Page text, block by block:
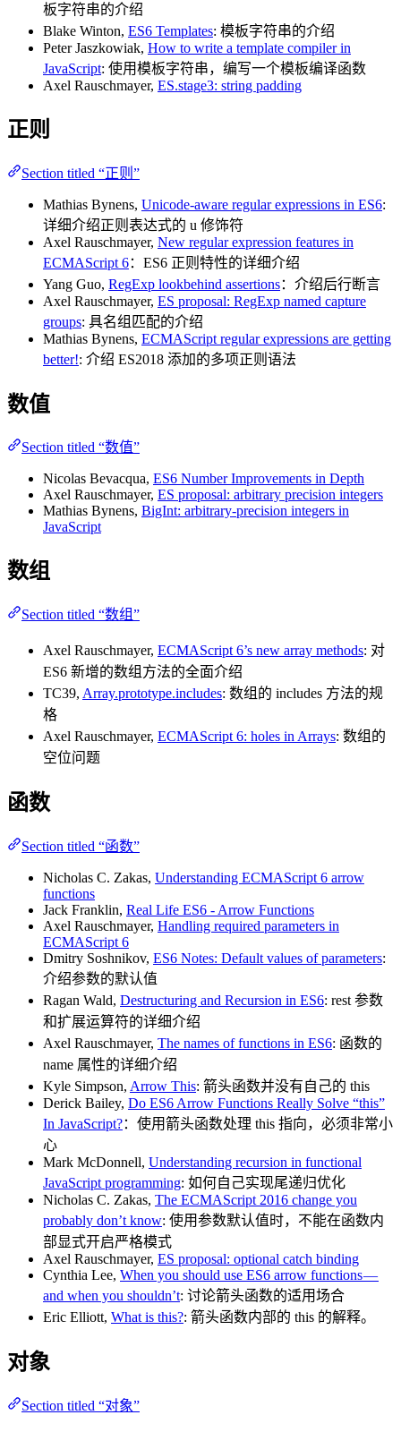
板字符串的介绍
Blake Winton, ES6 Templates: 模板字符串的介绍
Peter Jaszkowiak, How to write a template compiler in
JavaScript: 使用模板字符串，编写一个模板编译函数
Axel Rauschmayer, ES.stage3: string padding
正则
Section titled “正则”
Mathias Bynens, Unicode-aware regular expressions in ES6:
详细介绍正则表达式的 u 修饰符
Axel Rauschmayer, New regular expression features in
ECMAScript 6：ES6 正则特性的详细介绍
Yang Guo, RegExp lookbehind assertions：介绍后行断言
Axel Rauschmayer, ES proposal: RegExp named capture
groups: 具名组匹配的介绍
Mathias Bynens, ECMAScript regular expressions are getting
better!: 介绍 ES2018 添加的多项正则语法
数值
Section titled “数值”
Nicolas Bevacqua, ES6 Number Improvements in Depth
Axel Rauschmayer, ES proposal: arbitrary precision integers
Mathias Bynens, BigInt: arbitrary-precision integers in
JavaScript
数组
Section titled “数组”
Axel Rauschmayer, ECMAScript 6’s new array methods: 对
ES6 新增的数组方法的全面介绍
TC39, Array.prototype.includes: 数组的 includes 方法的规
格
Axel Rauschmayer, ECMAScript 6: holes in Arrays: 数组的
空位问题
函数
Section titled “函数”
Nicholas C. Zakas, Understanding ECMAScript 6 arrow
functions
Jack Franklin, Real Life ES6 - Arrow Functions
Axel Rauschmayer, Handling required parameters in
ECMAScript 6
Dmitry Soshnikov, ES6 Notes: Default values of parameters:
介绍参数的默认值
Ragan Wald, Destructuring and Recursion in ES6: rest 参数
和扩展运算符的详细介绍
Axel Rauschmayer, The names of functions in ES6: 函数的
name 属性的详细介绍
Kyle Simpson, Arrow This: 箭头函数并没有自己的 this
Derick Bailey, Do ES6 Arrow Functions Really Solve “this”
In JavaScript?：使用箭头函数处理 this 指向，必须非常小
心
Mark McDonnell, Understanding recursion in functional
JavaScript programming: 如何自己实现尾递归优化
Nicholas C. Zakas, The ECMAScript 2016 change you
probably don’t know: 使用参数默认值时，不能在函数内
部显式开启严格模式
Axel Rauschmayer, ES proposal: optional catch binding
Cynthia Lee, When you should use ES6 arrow functions —
and when you shouldn’t: 讨论箭头函数的适用场合
Eric Elliott, What is this?: 箭头函数内部的 this 的解释。
对象
Section titled “对象”